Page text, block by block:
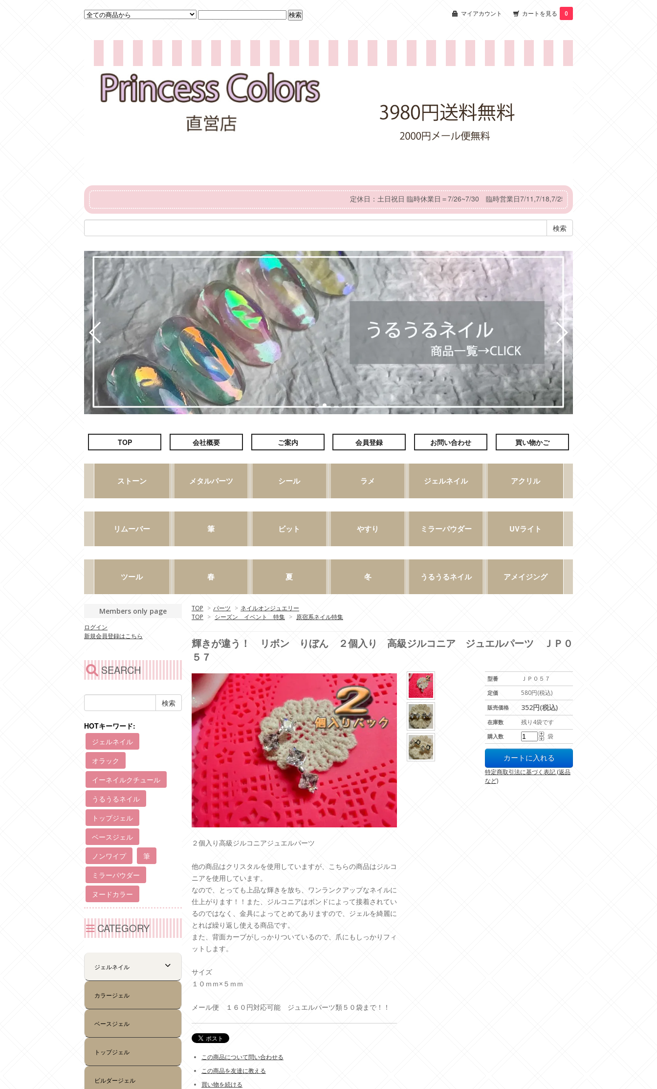
マイアカウント カートを見る 0
TOP > パーツ > ネイルオンジュエリー
TOP > シーズン イベント 特集 > 原宿系ネイル特集
輝きが違う！ リボン りぼん ２個入り 高級ジルコニア ジュエルパーツ ＪＰ０
５７
型番 ＪＰ０５７
定価 580円(税込)
販売価格 352円(税込)
在庫数 残り4袋です
購入数 袋
特定商取引法に基づく表記 (返品
など)
２個入り高級ジルコニアジュエルパーツ
他の商品はクリスタルを使用していますが、こちらの商品はジルコ
ニアを使用しています。
なので、とっても上品な輝きを放ち、ワンランクアップなネイルに
仕上がります！！また、ジルコニアはボンドによって接着されてい
るのではなく、金具によってとめてありますので、ジェルを綺麗に
とれば繰り返し使える商品です。
また、背面カーブがしっかりついているので、爪にもしっかりフィ
ットします。
サイズ
１０ｍｍ×５ｍｍ
メール便 １６０円対応可能 ジュエルパーツ類５０袋まで！！
この商品について問い合わせる
この商品を友達に教える
買い物を続ける
Members only page
ログイン
新規会員登録はこちら